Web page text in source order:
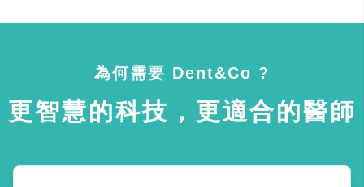
為何需要 Dent&Co ?
更智慧的科技，更適合的醫師